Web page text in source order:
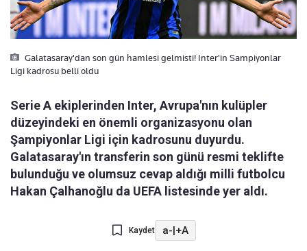
Galatasaray'dan son gün hamlesi gelmisti! Inter'in Sampiyonlar
Ligi kadrosu belli oldu
Serie A ekiplerinden Inter, Avrupa'nın kulüpler
düzeyindeki en önemli organizasyonu olan
Şampiyonlar Ligi için kadrosunu duyurdu.
Galatasaray'ın transferin son günü resmi teklifte
bulunduğu ve olumsuz cevap aldığı milli futbolcu
Hakan Çalhanoğlu da UEFA listesinde yer aldı.
Kaydet a-|+A